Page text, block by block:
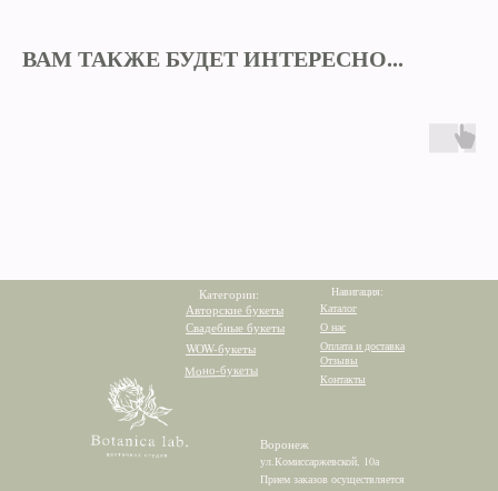
ВАМ ТАКЖЕ БУДЕТ ИНТЕРЕСНО...
Контакты
Отзывы
Оплата и доставка
О нас
Каталог
Навигация:
Категории:
Моно-букеты
WOW-букеты
Свадебные букеты
Авторские букеты
Прием заказов осуществляется
ул.Комиссаржевской, 10а
Воронеж